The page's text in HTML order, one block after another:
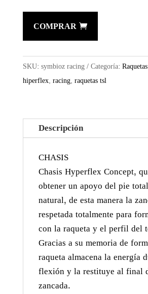
COMPRAR
SKU: symbioz racing Categoría: Raquetas
hiperflex, racing, raquetas tsl
Descripción
CHASIS
Chasis Hyperflex Concept,
obtener un apoyo del pie
natural, de esta manera la
respetada totalmente para
con la raqueta y el perfil del
Gracias a su memoria de
raqueta almacena la energía
flexión y la restituye al final
zancada.